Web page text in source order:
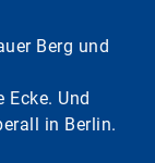
Berg und
Und
in Berlin.